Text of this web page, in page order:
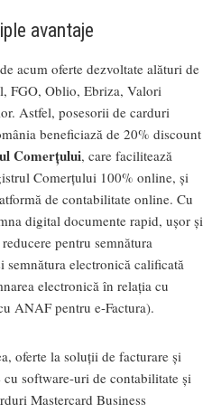
avantaje
acum oferte dezvoltate alături de
FGO, Oblio, Ebriza, Valori
Astfel, posesorii de carduri
beneficiază de 20% discount
Comerțului, care facilitează
Comerțului 100% online, și
de contabilitate online. Cu
digital documente rapid, ușor și
pentru semnătura
semnătura electronică calificată
electronică în relația cu
ANAF pentru e-Factura).
oferte la soluții de facturare și
software-uri de contabilitate și
Mastercard Business